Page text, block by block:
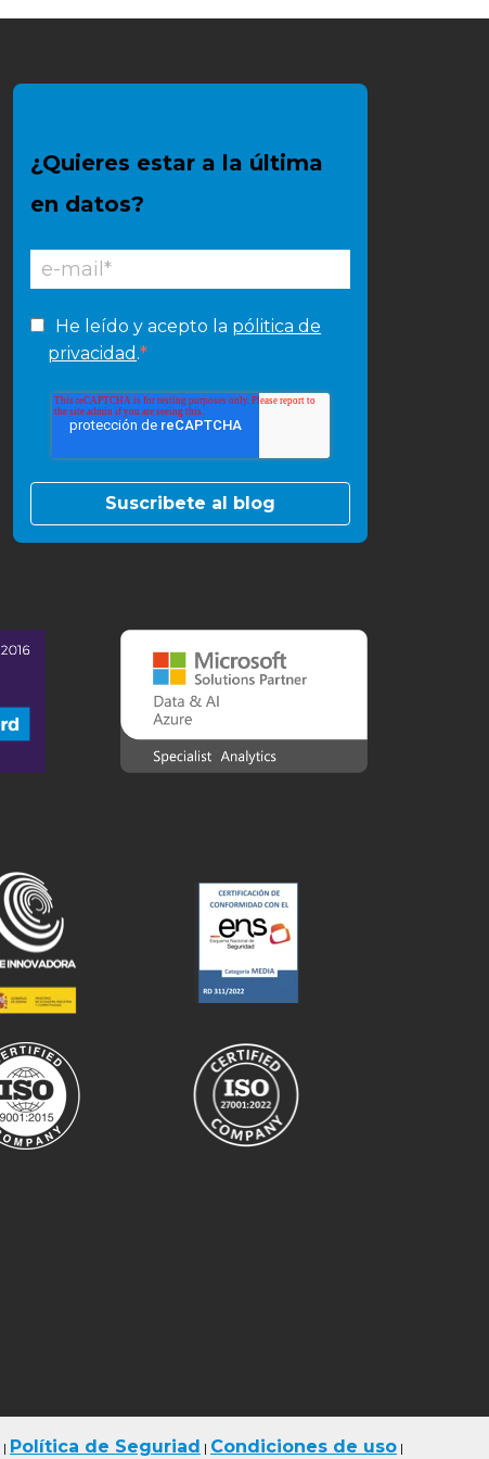
¿Quieres estar a la última
en datos?
He leído y acepto la pólitica de
privacidad .*
| Política de Seguriad | Condiciones de uso |